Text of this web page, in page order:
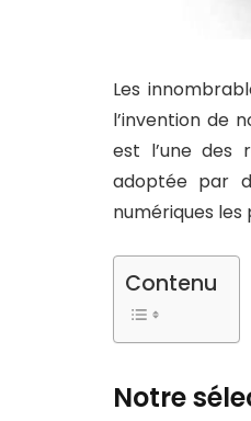
Les
l’invention de
est l’une des
adoptée par
numériques les
Contenu
Notre